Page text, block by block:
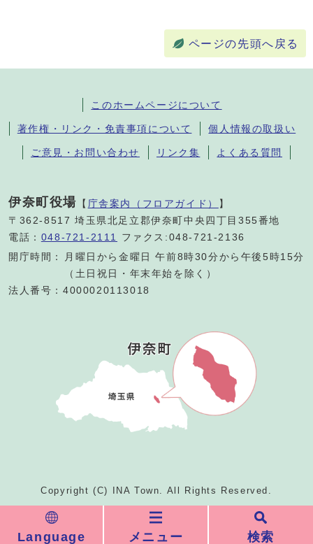
Language メニュー 検索
ページの先頭へ戻る
このホームページについて
著作権・リンク・免責事項について 個人情報の取扱い
ご意見・お問い合わせ リンク集 よくある質問
伊奈町役場 【 庁舎案内（フロアガイド） 】
〒362-8517 埼玉県北足立郡伊奈町中央四丁目355番地
電話： 048-721-2111
ファクス:048-721-2136
開庁時間：
月曜日から金曜日 午前8時30分から午後5時15分
（土日祝日・年末年始を除く）
法人番号：4000020113018
Copyright (C) INA Town. All Rights Reserved.